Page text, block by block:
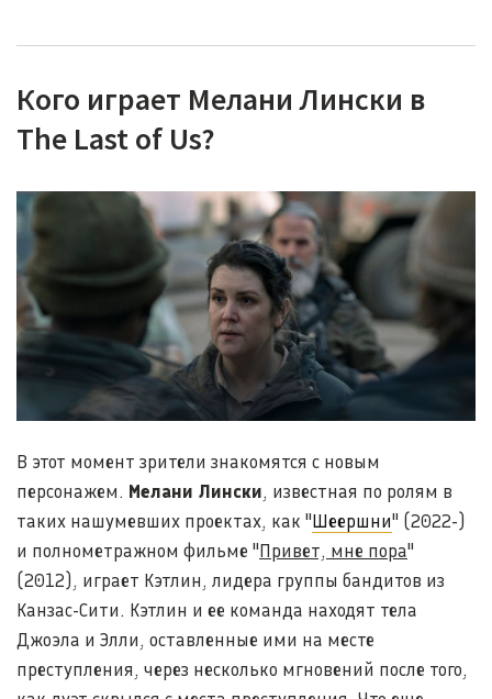
Кого играет Мелани Лински в
The Last of Us?
В этот момент зрители знакомятся с новым
персонажем. Мелани Лински, известная по ролям в
таких нашумевших проектах, как "Шеершни" (2022-)
и полнометражном фильме "Привет, мне пора"
(2012), играет Кэтлин, лидера группы бандитов из
Канзас-Сити. Кэтлин и ее команда находят тела
Джоэла и Элли, оставленные ими на месте
преступления, через несколько мгновений после того,